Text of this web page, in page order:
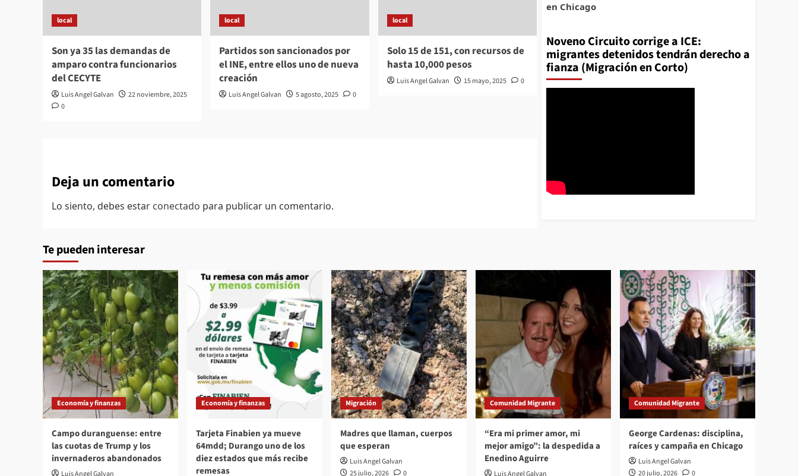
local
Son ya 35 las demandas de
amparo contra funcionarios
del CECYTE
Luis Angel Galvan
22 noviembre, 2025
0
local
Partidos son sancionados por
el INE, entre ellos uno de nueva
creación
Luis Angel Galvan 5 agosto, 2025 0
local
Solo 15 de 151, con recursos de
hasta 10,000 pesos
Luis Angel Galvan 15 mayo, 2025 0
Deja un comentario
Lo siento, debes estar conectado para publicar un comentario.
en Chicago
Noveno Circuito corrige a ICE:
migrantes detenidos tendrán derecho a
fianza (Migración en Corto)
Te pueden interesar
Economía y finanzas
Campo duranguense: entre
las cuotas de Trump y los
invernaderos abandonados
Economía y finanzas
Tarjeta Finabien ya mueve
64mdd; Durango uno de los
diez estados que más recibe
remesas
Migración
Madres que llaman, cuerpos
que esperan
Luis Angel Galvan
25 julio, 2026
0
Comunidad Migrante
“Era mi primer amor, mi
mejor amigo”: la despedida a
Enedino Aguirre
Comunidad Migrante
George Cardenas: disciplina,
raíces y campaña en Chicago
Luis Angel Galvan
20 julio, 2026
0